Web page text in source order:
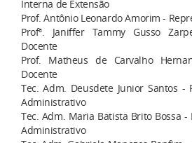
Interna de Extensão
Prof. Antônio Leonardo Amorim -
Profª. Janiffer Tammy Gusso
Docente
Prof. Matheus de Carvalho
Docente
Tec. Adm. Deusdete Junior Santos -
Administrativo
Tec. Adm. Maria Batista Brito Bossa -
Administrativo